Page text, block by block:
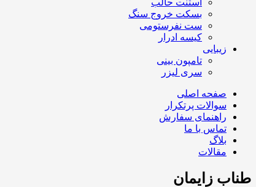
استنت حالب
بسکت خروج سنگ
ست نفرستومی
کیسه ادرار
زیبایی
تامپون بینی
سری لیزر
صفحه اصلی
سوالات پرتکرار
راهنمای سفارش
تماس با ما
بلاگ
مقالات
طناب زایمان